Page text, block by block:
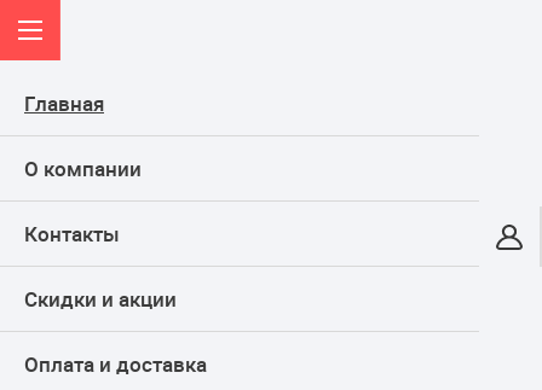
Главная
О компании
Контакты
Скидки и акции
Оплата и доставка
Онлайн-гипермаркет
КАТАЛОГ